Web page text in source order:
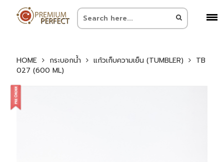
HOME กระบอกน้ำ แก้วเก็บความเย็น (TUMBLER)
TB
027 (600 ML)